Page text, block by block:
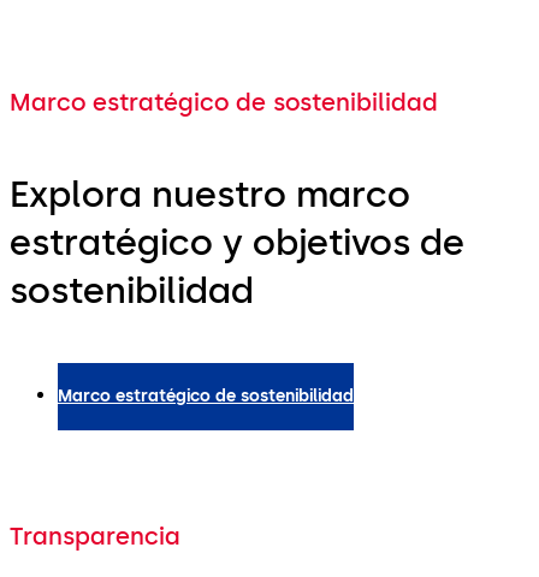
Marco estratégico de sostenibilidad
Explora nuestro marco
estratégico y objetivos de
sostenibilidad
Marco estratégico de sostenibilidad
Transparencia